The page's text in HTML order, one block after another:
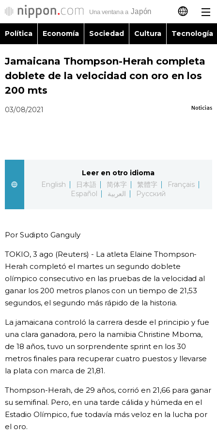
日本語
English
Русский
Política
Vida
Guía de Japón
Vídeos e imágenes
Más
Noticias
Datos de Japón
Fragmentos de Japón
official SNS
Política Economía Sociedad Cultura Tecnología
Jamaicana Thompson-Herah completa
doblete de la velocidad con oro en los
200 mts
Noticias
03/08/2021
Leer en otro idioma
English
日本語 简体字 繁體字
Français
Español
العربية Русский
Por Sudipto Ganguly
TOKIO, 3 ago (Reuters) - La atleta Elaine Thompson-
Herah completó el martes un segundo doblete
olímpico consecutivo en las pruebas de la velocidad al
ganar los 200 metros planos con un tiempo de 21,53
segundos, el segundo más rápido de la historia.
La jamaicana controló la carrera desde el principio y fue
una clara ganadora, pero la namibia Christine Mboma,
de 18 años, tuvo un sorprendente sprint en los 30
metros finales para recuperar cuatro puestos y llevarse
la plata con marca de 21,81.
Thompson-Herah, de 29 años, corrió en 21,66 para ganar
su semifinal. Pero, en una tarde cálida y húmeda en el
Estadio Olímpico, fue todavía más veloz en la lucha por
el oro.